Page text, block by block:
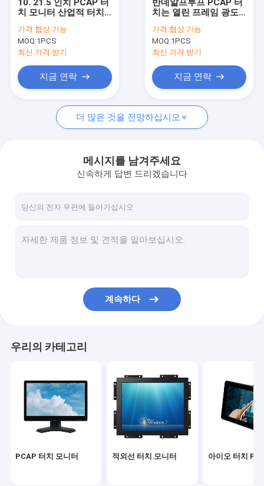
뉴스
모든 케이스
PCAP 터치 모니터
아이오 터치 PC
PCAP 터치 스크린
PCAP 터치 포일
TFT LCD 패널
표면 음파 터치 스크린
커브드 터치 스크린 모니터
10. 21.5 인치 PCAP 터
치 모니터 산업적 터치
가격:협상 가능
MOQ:1PCS
최신 가격 받기
지금 연락
반데알프루프 PCAP 터
치는 열린 프레임 광도
다
가격:협상 가능
MOQ:1PCS
최신 가격 받기
지금 연락
더 많은 것을 전망하십시오
메시지를 남겨주세요
신속하게 답변 드리겠습니다
계속하다
우리의 카테고리
PCAP 터치 모니터 적외선 터치 모니터 아이오 터치 PC